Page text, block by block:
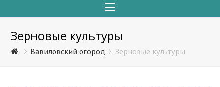
Menu
Зерновые культуры
Вавиловский огород Зерновые культуры